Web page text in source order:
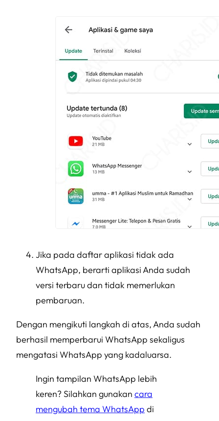
Jika pada daftar aplikasi tidak ada
WhatsApp, berarti aplikasi Anda sudah
versi terbaru dan tidak memerlukan
pembaruan.
Dengan mengikuti langkah di atas, Anda sudah
berhasil memperbarui WhatsApp sekaligus
mengatasi WhatsApp yang kadaluarsa.
Ingin tampilan WhatsApp lebih
keren? Silahkan gunakan cara
mengubah tema WhatsApp di